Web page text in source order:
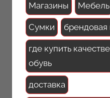
Магазины Мебель
Сумки
где купить
обувь
доставка